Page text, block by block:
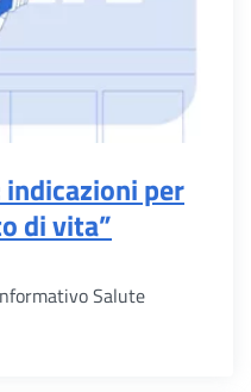
per
di vita”
Salute